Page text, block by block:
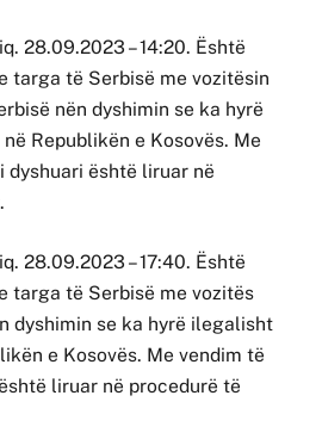
28.09.2023 – 14:20. Është
targa të Serbisë me vozitësin
nën dyshimin se ka hyrë
Republikën e Kosovës. Me
është liruar në
28.09.2023 – 17:40. Është
targa të Serbisë me vozitës
dyshimin se ka hyrë ilegalisht
e Kosovës. Me vendim të
liruar në procedurë të